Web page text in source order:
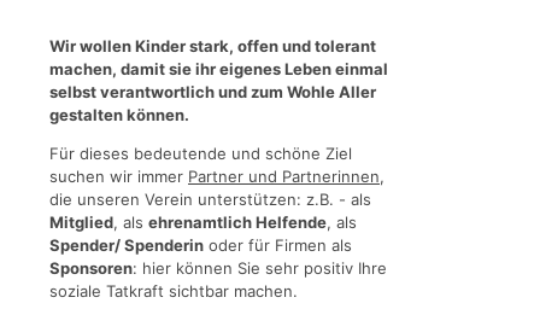
Wir wollen Kinder stark, offen und tolerant
machen, damit sie ihr eigenes Leben einmal
selbst verantwortlich und zum Wohle Aller
gestalten können.
Für dieses bedeutende und schöne Ziel
suchen wir immer Partner und Partnerinnen,
die unseren Verein unterstützen: z.B. - als
Mitglied, als ehrenamtlich Helfende, als
Spender/ Spenderin oder für Firmen als
Sponsoren: hier können Sie sehr positiv Ihre
soziale Tatkraft sichtbar machen.